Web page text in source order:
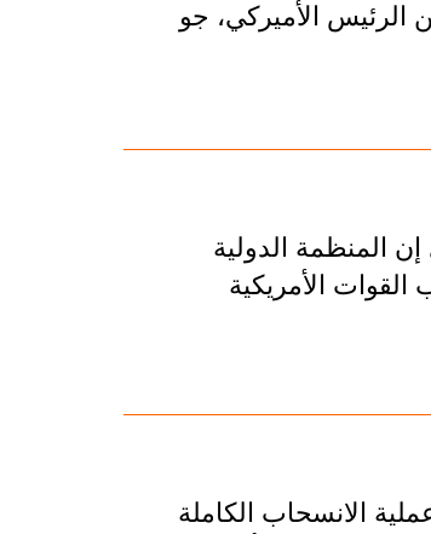
الرئيس الأميركي، جو
المنظمة الدولية
الأمريكية
الانسحاب الكاملة